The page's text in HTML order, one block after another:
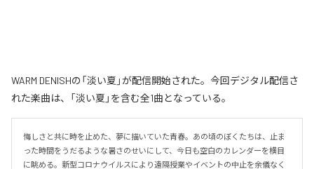
WARM DENISHの「淡い夏」が配信開始された。今回デジタル配信さ
れた楽曲は、「淡い夏」を含む全1曲となっている。
悔しさと共に時を止めた、夢に描いていた青春。あの頃のぼくたちは、止ま
った時間をうだるような暑さのせいにして、今日も空白のカレンダーを横目
に眺める。新型コロナウイルスにより遠隔授業やイベントの中止を余儀なく